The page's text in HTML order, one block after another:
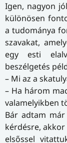
Igen, nagyon
különösen
a tudománya
szavakat,
egy esti
beszélgetés
– Mi az a
– Ha három
valamelyikben
Bár adtam
kérdésre,
elsőssel